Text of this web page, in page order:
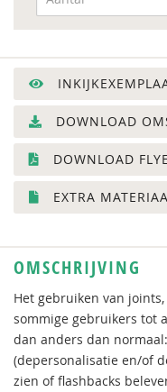
DOWNLOAD
DOWNLOAD
EXTRA
OMSCHRIJVING
Het gebruiken van
sommige gebruikers tot
dan anders dan
(depersonalisatie en/of
zien of flashbacks